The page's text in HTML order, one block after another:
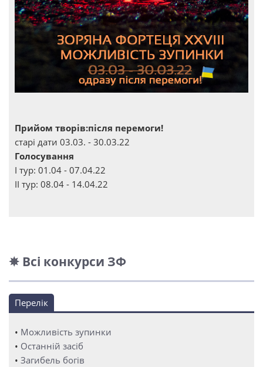
Прийом творів:після перемоги!
старі дати 03.03. - 30.03.22
Голосування
І тур: 01.04 - 07.04.22
ІІ тур: 08.04 - 14.04.22
✵ Всі конкурси ЗФ
Перелік
• Можливість зупинки
• Останній засіб
• Загибель богів